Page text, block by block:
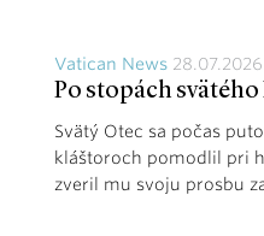
Vatican News 28.07.2026
Po stopách
Svätý Otec sa počas
kláštoroch pomodlil pri
zveril mu svoju prosbu